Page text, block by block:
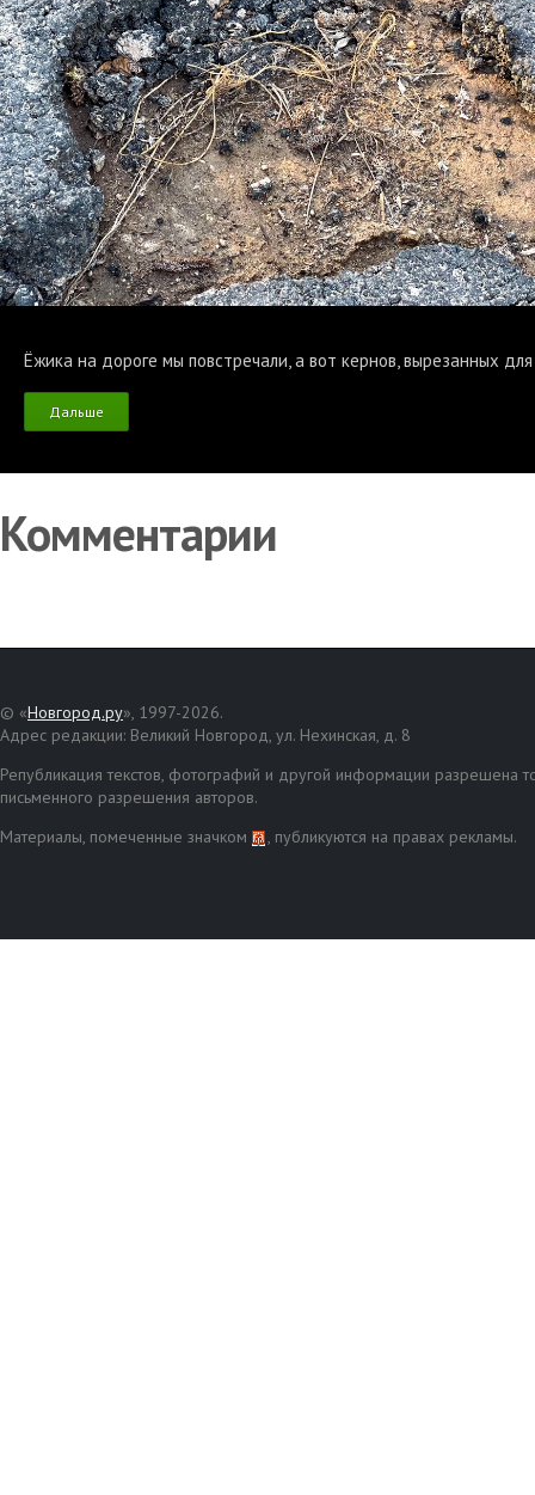
Ёжика на дороге мы повстречали, а вот кернов, вырезанных
Дальше
Комментарии
© «Новгород.ру», 1997-2026.
Адрес редакции: Великий Новгород, ул. Нехинская, д. 8
Републикация текстов, фотографий и другой информации разрешена
письменного разрешения авторов.
Материалы, помеченные значком
, публикуются на правах рекламы.